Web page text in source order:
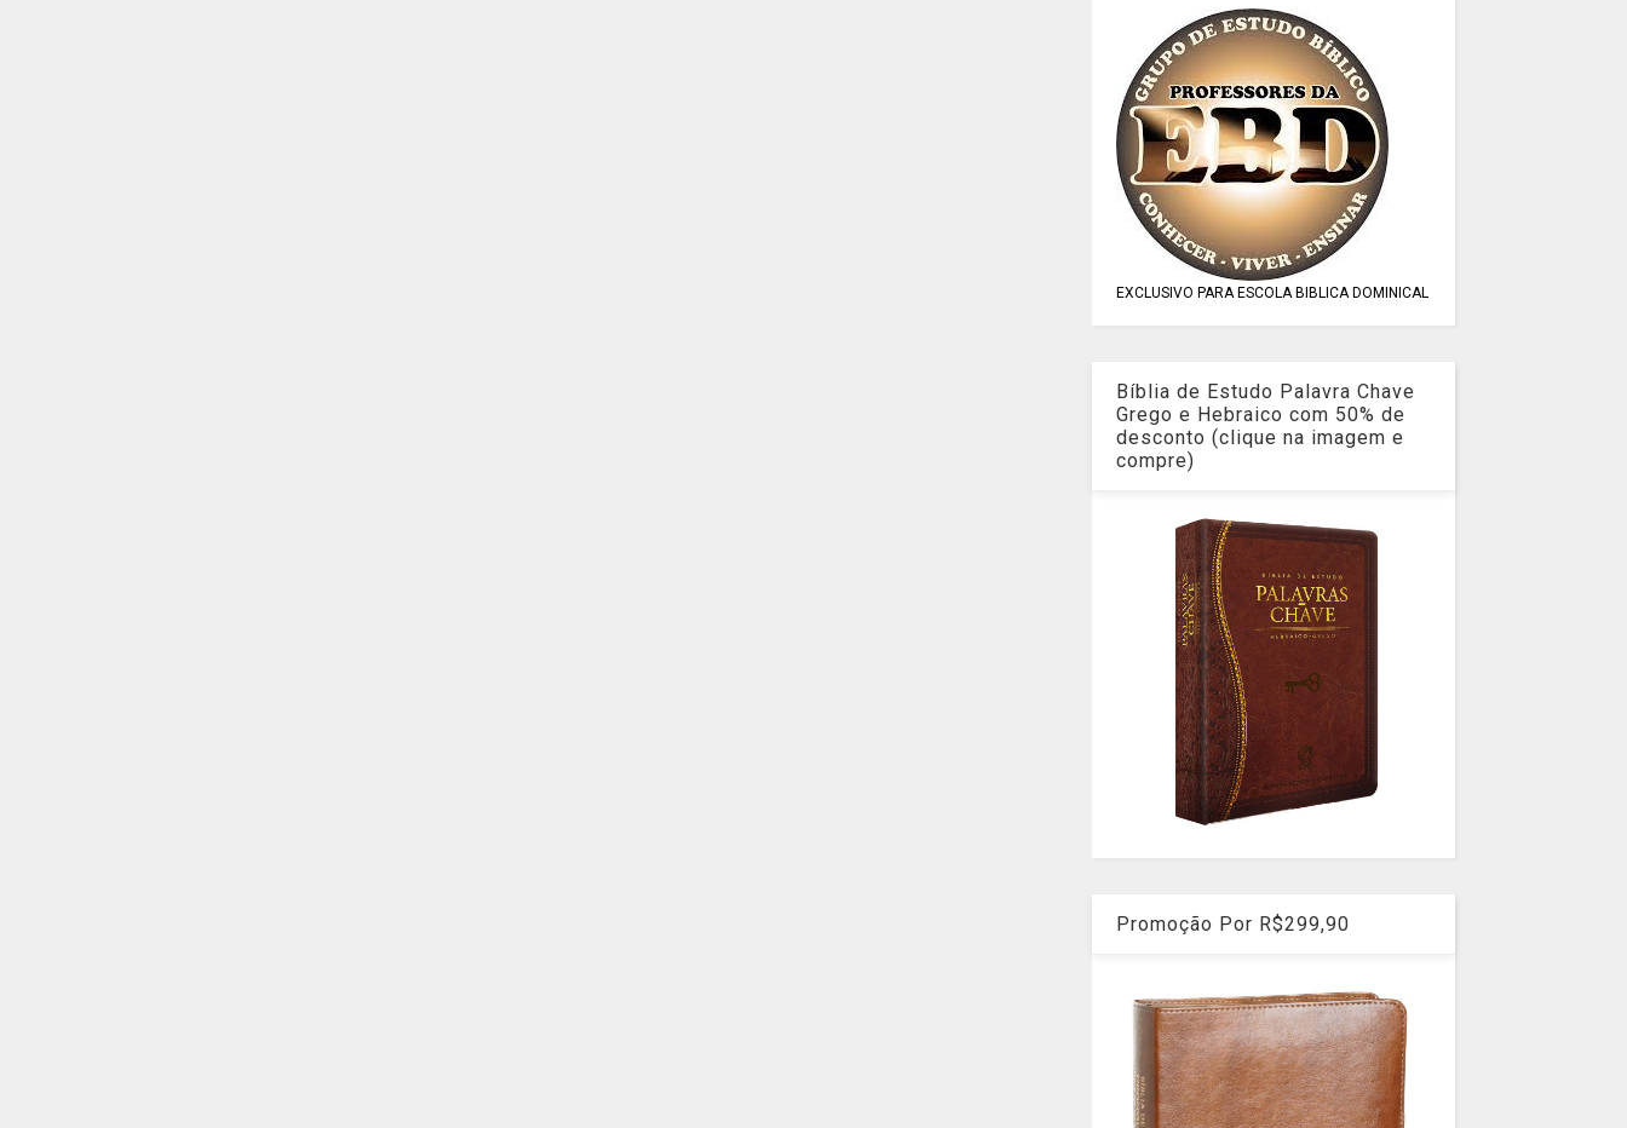
EXCLUSIVO PARA ESCOLA BIBLICA DOMINICAL
Bíblia de Estudo Palavra Chave
Grego e Hebraico com 50% de
desconto (clique na imagem e
compre)
Promoção Por R$299,90